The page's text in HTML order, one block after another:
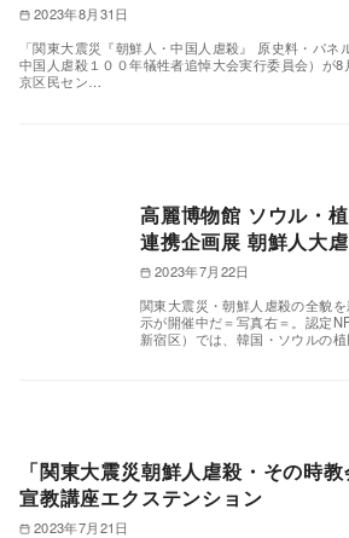
2023年8月31日
「関東大震災『朝鮮人・中国人虐殺』 原史料・パネ
中国人虐殺１００年犠牲者追悼大会実行委員会）が
京区民セン…
高麗博物館 ソウル・
連携企画展 朝鮮人大
2023年7月22日
関東大震災・朝鮮人虐殺の全貌
示が開催中だ＝写真右＝。認定
新宿区）では、韓国・ソウルの
「関東大震災朝鮮人虐殺・その時
宣教講座エクステンション
2023年7月21日